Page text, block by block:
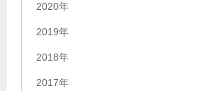
2020年
2019年
2018年
2017年